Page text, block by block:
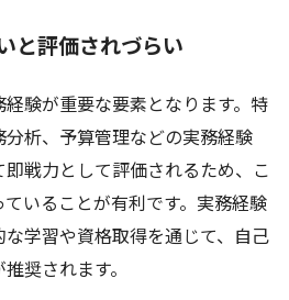
と評価されづらい
験が重要な要素となります。特
析、予算管理などの実務経験
戦力として評価されるため、こ
いることが有利です。実務経験
学習や資格取得を通じて、自己
奨されます。